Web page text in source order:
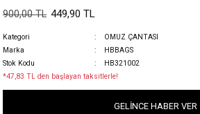
900,00 TL 449,90 TL
Kategori
OMUZ ÇANTASI
Marka
HBBAGS
Stok Kodu
HB321002
*47,83 TL den başlayan taksitlerle!
GELİNCE HABER VER